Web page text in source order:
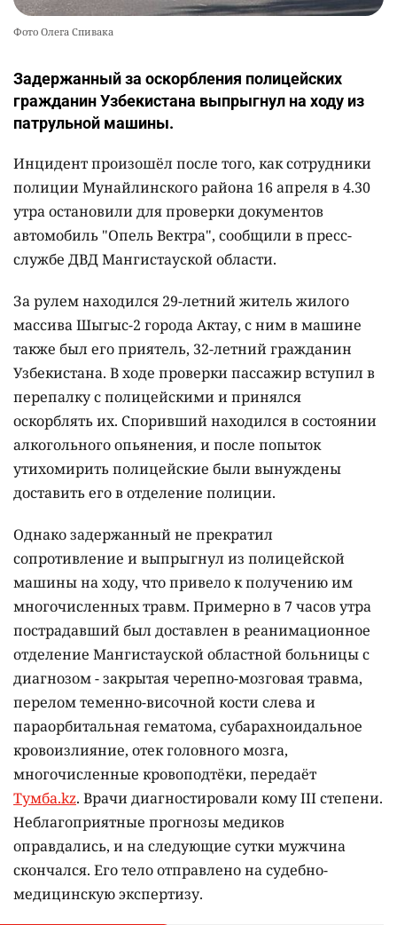
Фото Олега Спивака
Задержанный за оскорбления полицейских
гражданин Узбекистана выпрыгнул на ходу из
патрульной машины.
Инцидент произошёл после того, как сотрудники
полиции Мунайлинского района 16 апреля в 4.30
утра остановили для проверки документов
автомобиль "Опель Вектра", сообщили в пресс-
службе ДВД Мангистауской области.
За рулем находился 29-летний житель жилого
массива Шыгыс-2 города Актау, с ним в машине
также был его приятель, 32-летний гражданин
Узбекистана. В ходе проверки пассажир вступил в
перепалку с полицейскими и принялся
оскорблять их. Споривший находился в состоянии
алкогольного опьянения, и после попыток
утихомирить полицейские были вынуждены
доставить его в отделение полиции.
Однако задержанный не прекратил
сопротивление и выпрыгнул из полицейской
машины на ходу, что привело к получению им
многочисленных травм. Примерно в 7 часов утра
пострадавший был доставлен в реанимационное
отделение Мангистауской областной больницы с
диагнозом - закрытая черепно-мозговая травма,
перелом теменно-височной кости слева и
параорбитальная гематома, субарахноидальное
кровоизлияние, отек головного мозга,
многочисленные кровоподтёки, передаёт
Тумба.kz. Врачи диагностировали кому III степени.
Неблагоприятные прогнозы медиков
оправдались, и на следующие сутки мужчина
скончался. Его тело отправлено на судебно-
медицинскую экспертизу.